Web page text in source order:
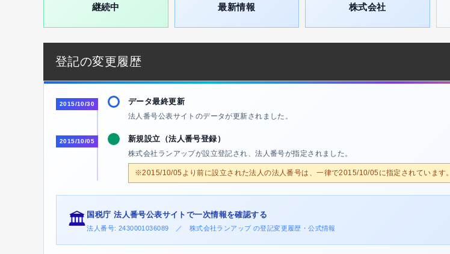
継続中 最新情報 株式会社
登記の変更履歴
2015/10/30 データ最終更新
法人番号公表サイトのデータが更新されました。
2015/10/05 新規設立（法人番号登録）
株式会社ランアップが設立登記され、法人番号が指定されました。
※2015/10/05より前に設立された法人の法人番号は、一律で2015/10/05に指定されています。
🏛️ 国税庁 法人番号公表サイトで一次情報を確認する
法人番号: 2430001036089 ／ 株式会社ランアップ の登記変更履歴・公式情報